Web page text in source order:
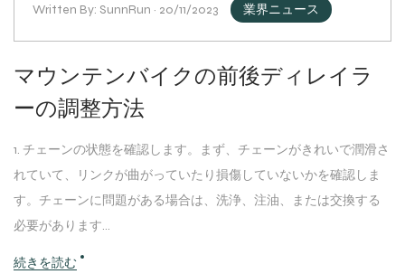
Written By: SunnRun · 20/11/2023 業界ニュース
マウンテンバイクの前後ディレイラ
ーの調整方法
1. チェーンの状態を確認します。まず、チェーンがきれいで潤滑さ
れていて、リンクが曲がっていたり損傷していないかを確認しま
す。チェーンに問題がある場合は、洗浄、注油、または交換する
必要があります...
続きを読む